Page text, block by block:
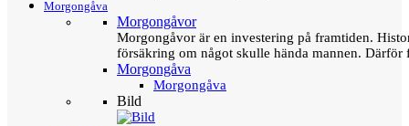
Morgongåva
Morgongåvor
Morgongåvor är en investering på framtiden.
försäkring om något skulle hända mannen.
Morgongåva
Morgongåva
Bild